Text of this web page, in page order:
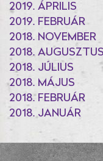
2019. ÁPRILIS
2019. FEBRUÁR
2018. NOVEMBER
2018. AUGUSZTUS
2018. JÚLIUS
2018. MÁJUS
2018. FEBRUÁR
2018. JANUÁR